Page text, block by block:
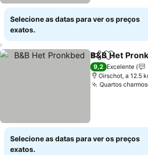
Selecione as datas para ver os preços
exatos.
PartilharAdicionar
B&B Het
9,2 Excelente
Oirschot, a 12.5
Quartos
Selecione as datas para ver os preços
exatos.